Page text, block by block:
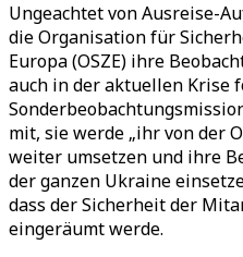
Ungeachtet von Ausreise-
die Organisation für
Europa (OSZE) ihre
auch in der aktuellen Krise
mit, sie werde „ihr von der
weiter umsetzen und ihre
der ganzen Ukraine
dass der Sicherheit der
eingeräumt werde.